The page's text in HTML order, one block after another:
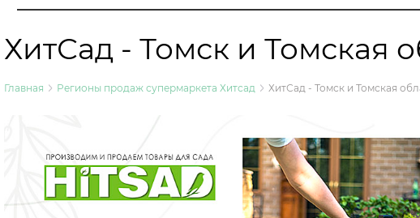
ХитСад - Томск и Томская
Главная Регионы продаж супермаркета Хитсад ХитСад - Томск и Томская